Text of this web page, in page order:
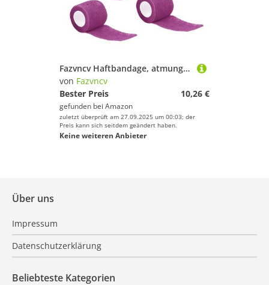
Fazvncv Haftbandage, atmungsaktiv, kohäsiv, elastisches Klebeband für Stretch, Sport, Handgelenk, 5 Stück
von Fazvncv
Bester Preis
10,26 €
gefunden bei Amazon
zuletzt überprüft am 27.09.2025 um 00:03; der
Preis kann sich seitdem geändert haben.
Keine weiteren Anbieter
Über uns
Impressum
Datenschutzerklärung
Beliebteste Kategorien